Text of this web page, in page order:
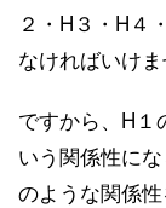
２・H３・H４
なければいけま
ですから、H１
いう関係性に
のような関係性